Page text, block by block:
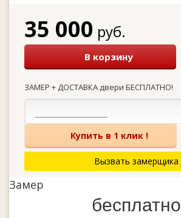
35 000 руб.
В корзину
ЗАМЕР + ДОСТАВКА двери БЕСПЛАТНО!
Купить в 1 клик !
Вызвать замерщика
Замер
бесплатно